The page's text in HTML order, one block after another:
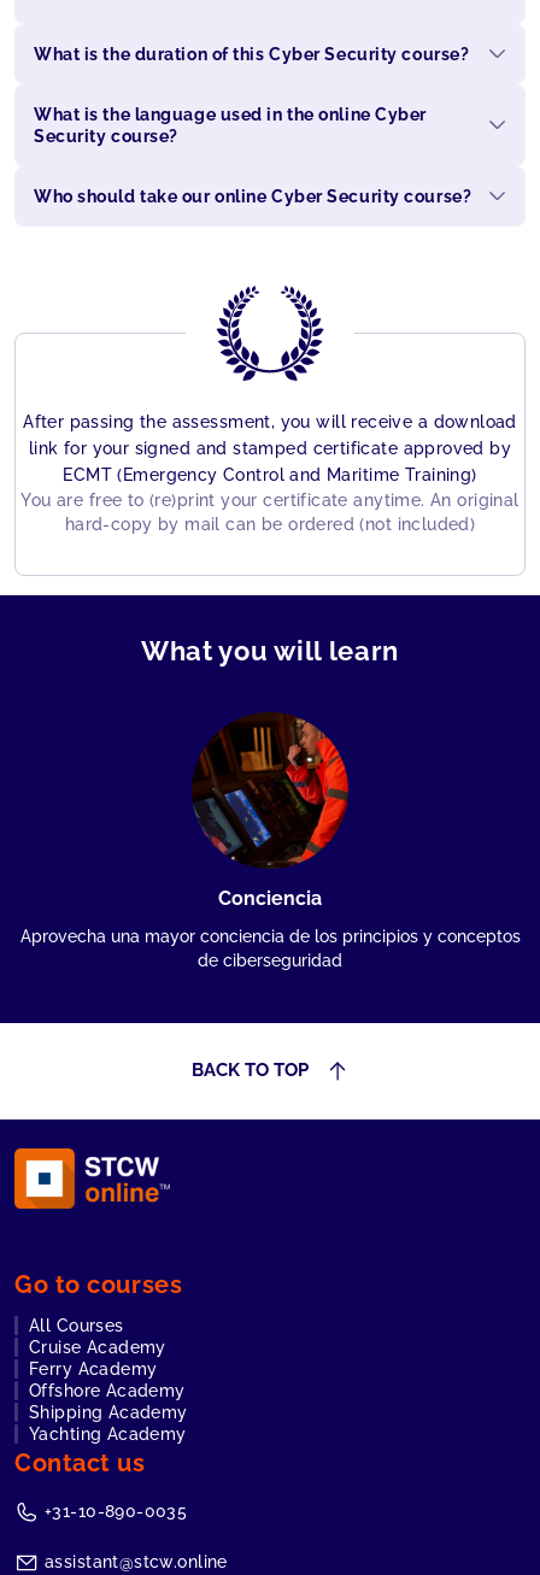
What is the duration of this Cyber Security course?
What is the language used in the online Cyber
Security course?
Who should take our online Cyber Security course?
After passing the assessment, you will receive a download
link for your signed and stamped certificate approved by
ECMT (Emergency Control and Maritime Training)
You are free to (re)print your certificate anytime. An original
hard-copy by mail can be ordered (not included)
What you will learn
Conciencia
Aprovecha una mayor conciencia de los principios y conceptos
de ciberseguridad
BACK TO TOP
Go to courses
All Courses
Cruise Academy
Ferry Academy
Offshore Academy
Shipping Academy
Yachting Academy
Contact us
+31-10-890-0035
assistant@stcw.online